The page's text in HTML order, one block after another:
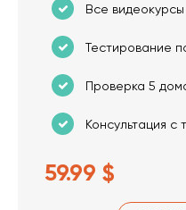
Все
Тестирование
Проверка 5
Консультация
59.99 $